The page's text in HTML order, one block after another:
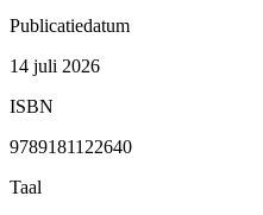
Publicatiedatum
14 juli 2026
ISBN
9789181122640
Taal